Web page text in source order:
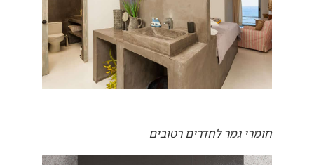
חומרי גמר לחדרים רטובים